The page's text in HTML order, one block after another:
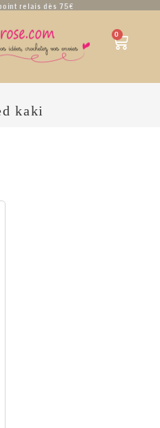
point relais dès 75€
0
kaki